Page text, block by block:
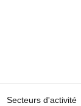
Secteurs d'activité